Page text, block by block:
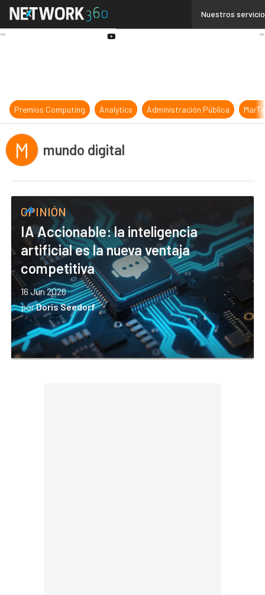
Nuestros
Premios Computing Analytics Administración Pública
M mundo digital
OPINIÓN
IA Accionable: la inteligencia
artificial es la nueva ventaja
competitiva
16 Jun 2026
porDoris Seedorf